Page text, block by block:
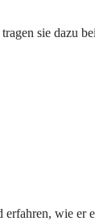
sie dazu
wie er